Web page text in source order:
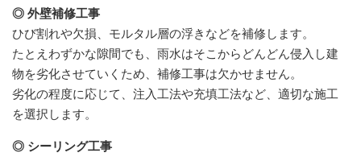
◎ 外壁補修工事
ひび割れや欠損、モルタル層の浮きなどを補修します。
たとえわずかな隙間でも、雨水はそこからどんどん侵入し建
物を劣化させていくため、補修工事は欠かせません。
劣化の程度に応じて、注入工法や充填工法など、適切な施工
を選択します。
◎ シーリング工事